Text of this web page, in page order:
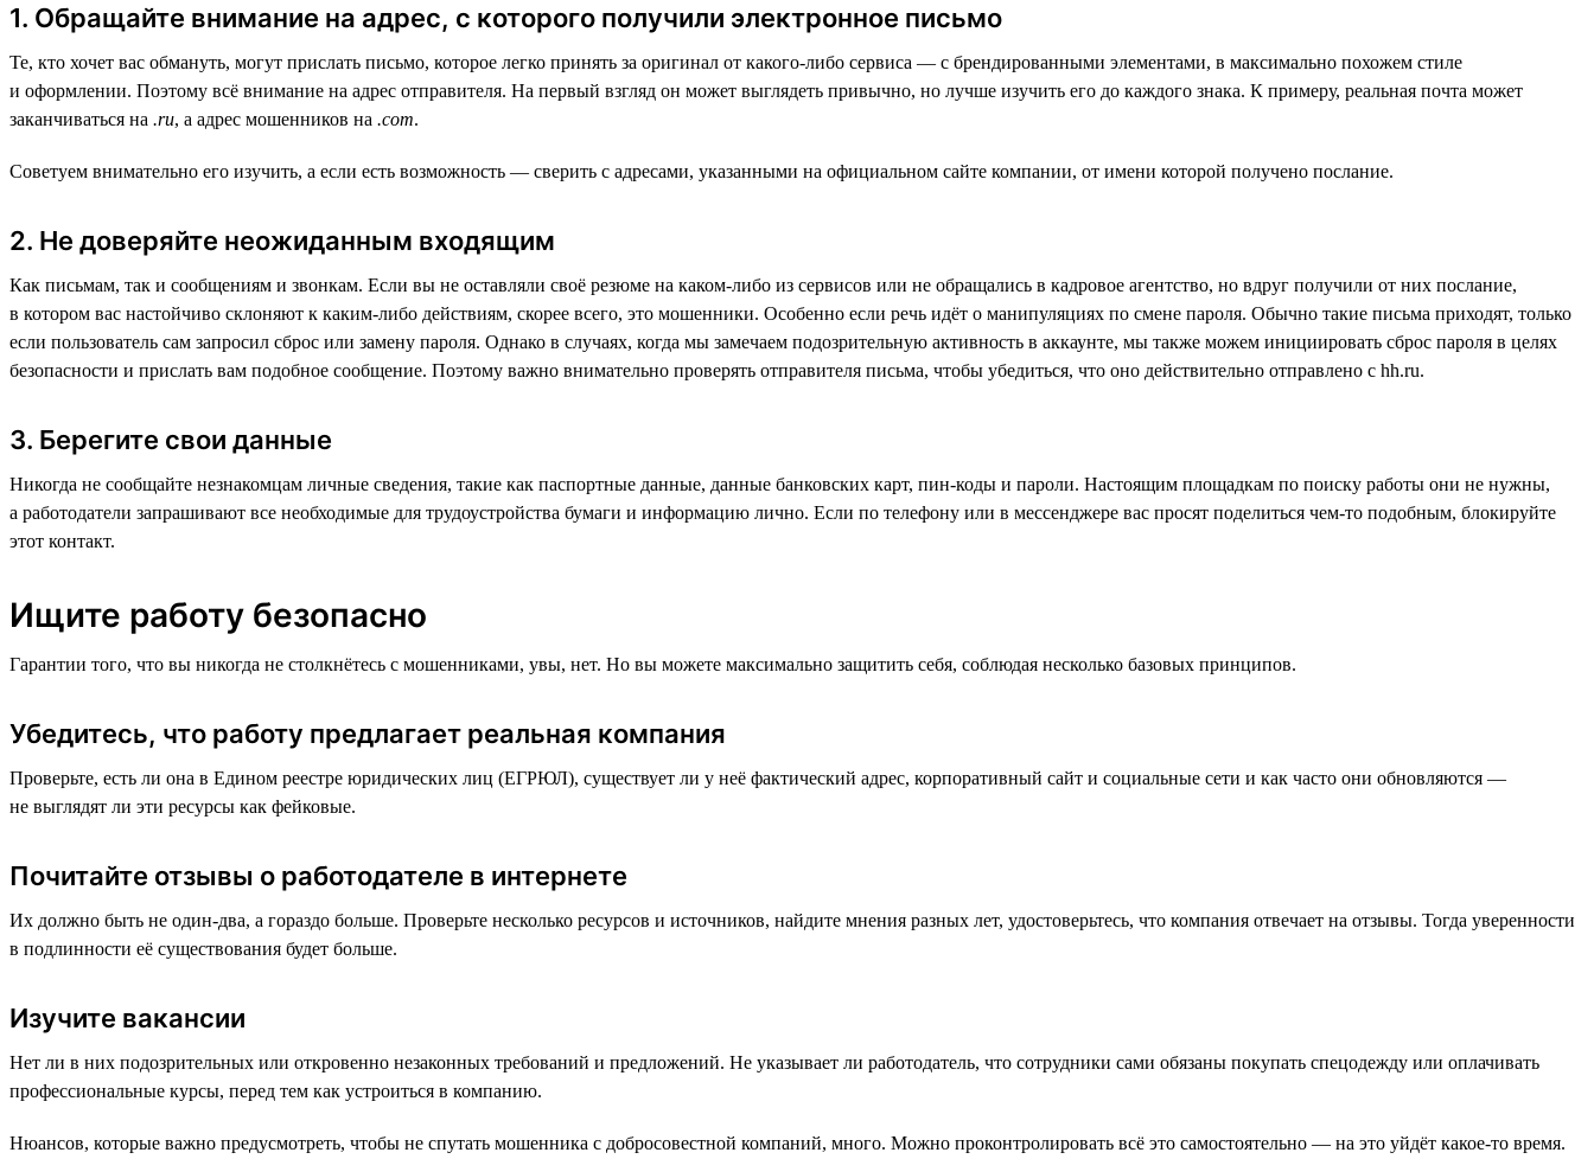
1. Обращайте внимание на адрес, с которого получили электронное письмо
Те, кто хочет вас обмануть, могут прислать письмо, которое легко принять за оригинал от какого-либо сервиса — с брендированными элементами, в максимально похожем стиле
и оформлении. Поэтому всё внимание на адрес отправителя. На первый взгляд он может выглядеть привычно, но лучше изучить его до каждого знака. К примеру, реальная почта может
заканчиваться на .ru, а адрес мошенников на .com.
Советуем внимательно его изучить, а если есть возможность — сверить с адресами, указанными на официальном сайте компании, от имени которой получено послание.
2. Не доверяйте неожиданным входящим
Как письмам, так и сообщениям и звонкам. Если вы не оставляли своё резюме на каком-либо из сервисов или не обращались в кадровое агентство, но вдруг получили от них послание,
в котором вас настойчиво склоняют к каким-либо действиям, скорее всего, это мошенники. Особенно если речь идёт о манипуляциях по смене пароля. Обычно такие письма приходят, только
если пользователь сам запросил сброс или замену пароля. Однако в случаях, когда мы замечаем подозрительную активность в аккаунте, мы также можем инициировать сброс пароля в целях
безопасности и прислать вам подобное сообщение. Поэтому важно внимательно проверять отправителя письма, чтобы убедиться, что оно действительно отправлено с hh.ru.
3. Берегите свои данные
Никогда не сообщайте незнакомцам личные сведения, такие как паспортные данные, данные банковских карт, пин-коды и пароли. Настоящим площадкам по поиску работы они не нужны,
а работодатели запрашивают все необходимые для трудоустройства бумаги и информацию лично. Если по телефону или в мессенджере вас просят поделиться чем-то подобным, блокируйте
этот контакт.
Ищите работу безопасно
Гарантии того, что вы никогда не столкнётесь с мошенниками, увы, нет. Но вы можете максимально защитить себя, соблюдая несколько базовых принципов.
Убедитесь, что работу предлагает реальная компания
Проверьте, есть ли она в Едином реестре юридических лиц (ЕГРЮЛ), существует ли у неё фактический адрес, корпоративный сайт и социальные сети и как часто они обновляются —
не выглядят ли эти ресурсы как фейковые.
Почитайте отзывы о работодателе в интернете
Их должно быть не один-два, а гораздо больше. Проверьте несколько ресурсов и источников, найдите мнения разных лет, удостоверьтесь, что компания отвечает на отзывы. Тогда уверенности
в подлинности её существования будет больше.
Изучите вакансии
Нет ли в них подозрительных или откровенно незаконных требований и предложений. Не указывает ли работодатель, что сотрудники сами обязаны покупать спецодежду или оплачивать
профессиональные курсы, перед тем как устроиться в компанию.
Нюансов, которые важно предусмотреть, чтобы не спутать мошенника с добросовестной компаний, много. Можно проконтролировать всё это самостоятельно — на это уйдёт какое-то время.